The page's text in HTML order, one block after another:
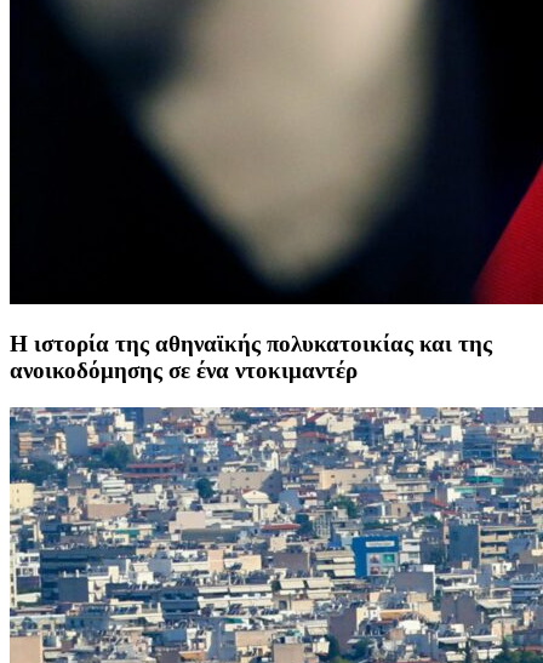
H ιστορία της αθηναϊκής πολυκατοικίας και της
ανοικοδόμησης σε ένα ντοκιμαντέρ